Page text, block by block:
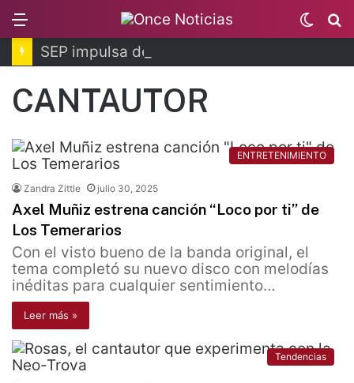
Switch
skin
CANTAUTOR
ENTRETENIMIENTO
Zandra Zittle julio 30, 2025
Axel Muñiz estrena canción “Loco por ti” de
Los Temerarios
Con el visto bueno de la banda original, el
tema completó su nuevo disco con melodías
inéditas para cualquier sentimiento…
Leer más »
Tendencias